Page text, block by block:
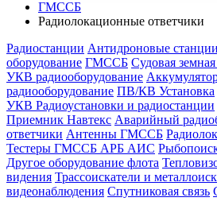
ГМССБ
Радиолокационные ответчики
Радиостанции Антидроновые станции
оборудование ГМССБ Судовая
УКВ радиооборудование
радиооборудование ПВ/КВ Установка
УКВ Радиоустановки и радиостанции
Приемник Навтекс Аварийный
ответчики Антенны ГМССБ
Тестеры ГМССБ АРБ АИС
Другое оборудование флота
видения Трассоискатели и
видеонаблюдения Спутниковая связь